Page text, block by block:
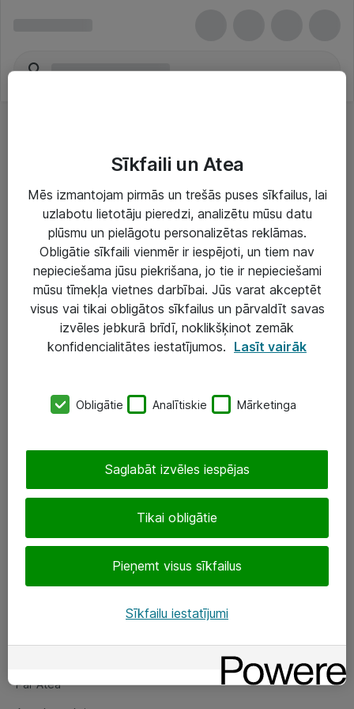
Risinājumi & Pakalpojumi
IT serviss un atbalsts
IT infrastruktūra
Darba vietu IT risinājumi
Serveri un datu centri
SIA „ATEA”
eShop@atea.lv
Sekojiet mums
Par Atea
Par Atea
Sīkfaili un Atea
Mēs izmantojam pirmās un trešās puses sīkfailus, lai
uzlabotu lietotāju pieredzi, analizētu mūsu datu
plūsmu un pielāgotu personalizētas reklāmas.
Obligātie sīkfaili vienmēr ir iespējoti, un tiem nav
nepieciešama jūsu piekrišana, jo tie ir nepieciešami
mūsu tīmekļa vietnes darbībai. Jūs varat akceptēt
visus vai tikai obligātos sīkfailus un pārvaldīt savas
izvēles jebkurā brīdī, noklikšķinot zemāk
konfidencialitātes iestatījumos. Lasīt vairāk
Obligātie Analītiskie Mārketinga
Tikai obligātie
Pieņemt visus sīkfailus
Saglabāt izvēles iespējas
Sīkfailu iestatījumi